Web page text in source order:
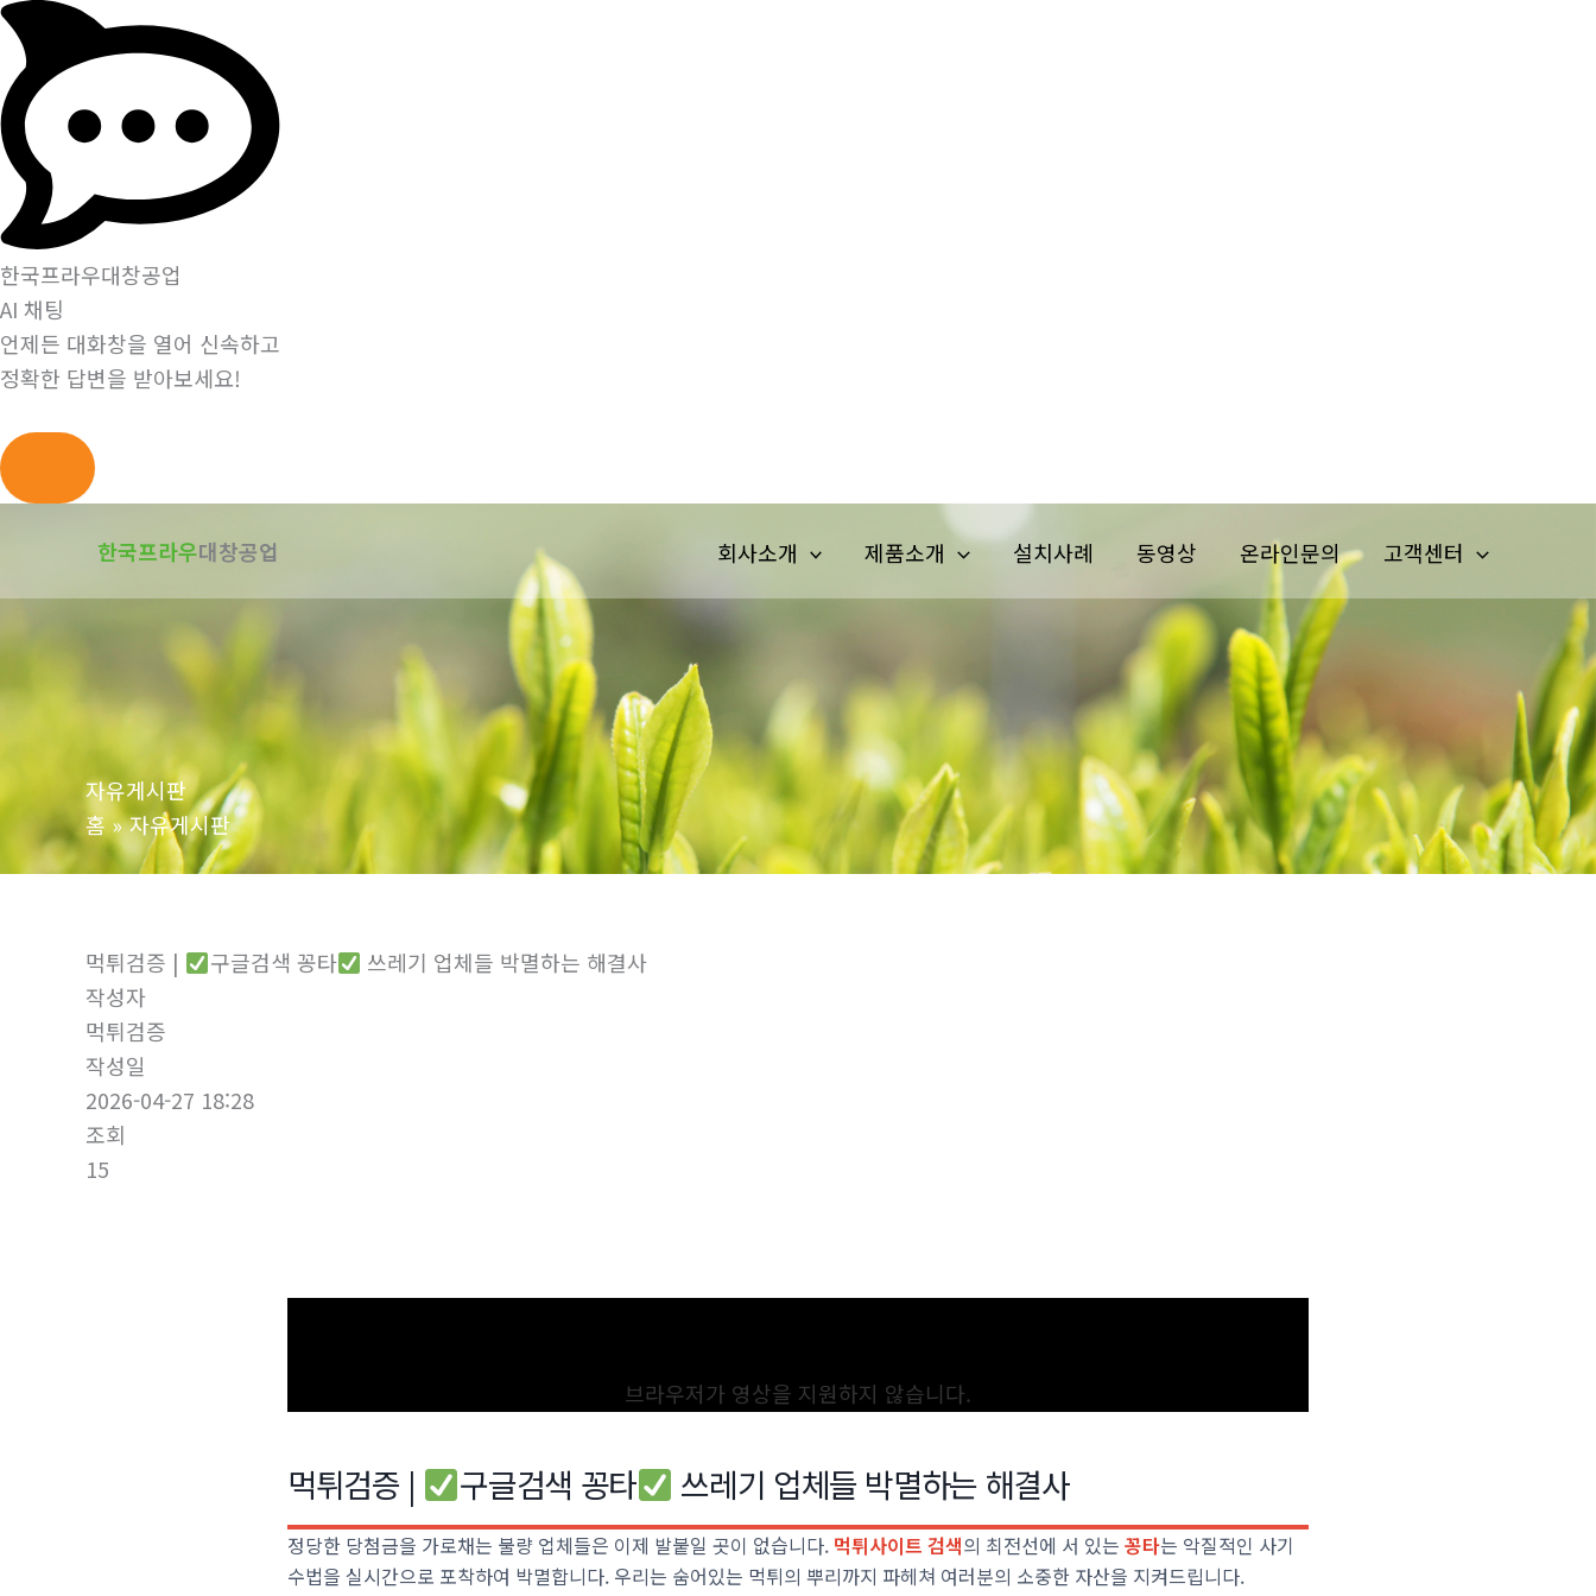
한국프라우대창공업
AI 채팅
언제든 대화창을 열어 신속하고
정확한 답변을 받아보세요!
너
한국프라우대창공업 회사소개 제품소개 설치사례 동영상 온라인문의 고객센터
자유게시판
홈
자유게시판
먹튀검증 | 구글검색 꽁타
쓰레기 업체들 박멸하는 해결사
작성자
먹튀검증
작성일
2026-04-27 18:28
조회
15
브라우저가 영상을 지원하지 않습니다.
먹튀검증 | 구글검색 꽁타 쓰레기 업체들 박멸하는 해결사
정당한 당첨금을 가로채는 불량 업체들은 이제 발붙일 곳이 없습니다. 먹튀사이트 검색의 최전선에 서 있는 꽁타는 악질적인 사기
수법을 실시간으로 포착하여 박멸합니다. 우리는 숨어있는 먹튀의 뿌리까지 파헤쳐 여러분의 소중한 자산을 지켜드립니다.